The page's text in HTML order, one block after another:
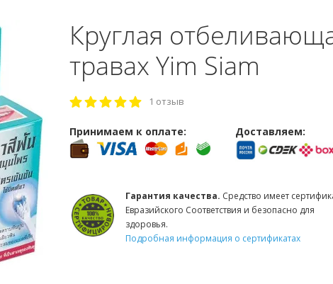
Круглая
травах Yim Siam
1 отзыв
Принимаем к оплате: Доставляем:
Гарантия качества. Средство имеет
Евразийского Соответствия и безопасно для
здоровья.
Подробная информация о сертификатах